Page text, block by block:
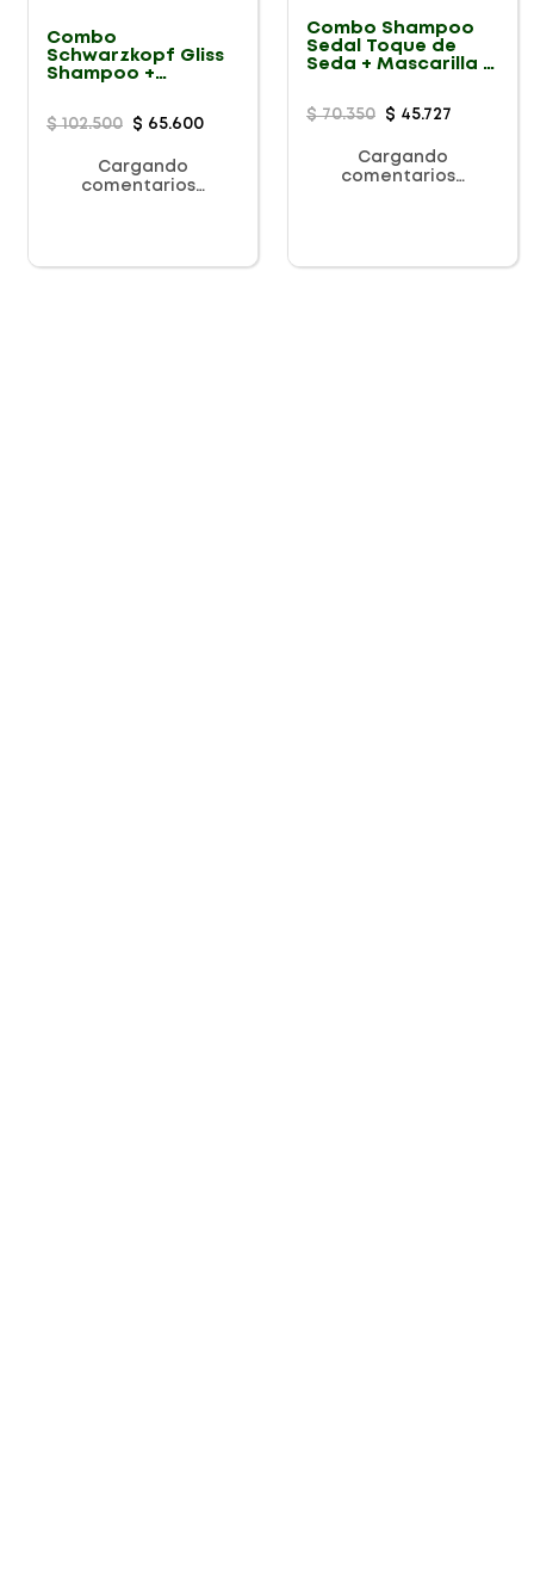
Combo
Schwarzkopf Gliss
Shampoo +
$ 102.500 $ 65.600
Cargando
comentarios…
Combo Shampoo
Sedal Toque de
Seda + Mascarilla +
$ 70.350 $ 45.727
Cargando
comentarios…